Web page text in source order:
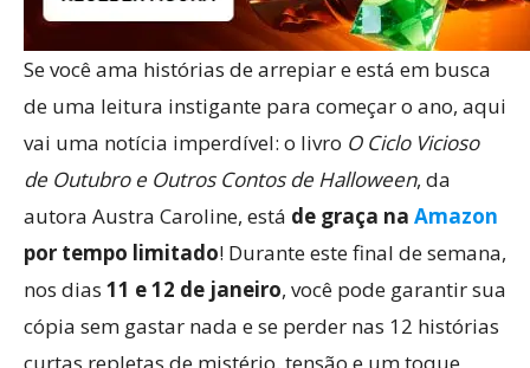
Se você ama histórias de arrepiar e está em busca
de uma leitura instigante para começar o ano, aqui
vai uma notícia imperdível: o livro O Ciclo Vicioso
de Outubro e Outros Contos de Halloween, da
autora Austra Caroline, está de graça na Amazon
por tempo limitado! Durante este final de semana,
nos dias 11 e 12 de janeiro, você pode garantir sua
cópia sem gastar nada e se perder nas 12 histórias